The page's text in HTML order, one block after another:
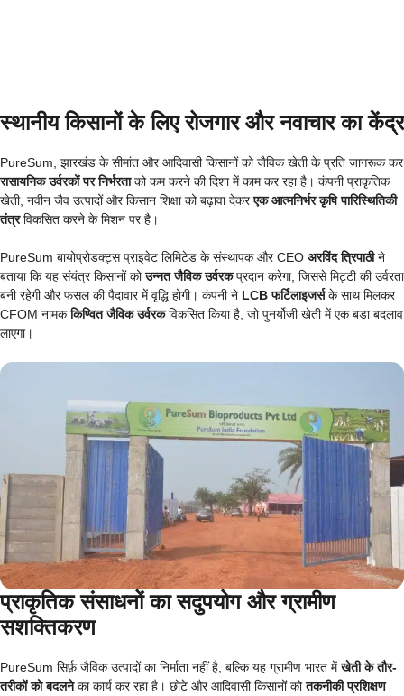
स्थानीय किसानों के लिए रोजगार और नवाचार का केंद्र
PureSum, झारखंड के सीमांत और आदिवासी किसानों को जैविक खेती के प्रति जागरूक कर
रासायनिक उर्वरकों पर निर्भरताको कम करने की दिशा में काम कर रहा है। कंपनी प्राकृतिक
खेती, नवीन जैव उत्पादों और किसान शिक्षा को बढ़ावा देकरएक आत्मनिर्भर कृषि पारिस्थितिकी
तंत्रविकसित करने के मिशन पर है।
PureSum बायोप्रोडक्ट्स प्राइवेट लिमिटेड के संस्थापक और CEO अरविंद त्रिपाठीने
बताया कि यह संयंत्र किसानों कोउन्नत जैविक उर्वरकप्रदान करेगा, जिससे मिट्टी की उर्वरता
बनी रहेगी और फसल की पैदावार में वृद्धि होगी। कंपनी ने LCB फर्टिलाइजर्सके साथ मिलकर
CFOM नामककिण्वित जैविक उर्वरकविकसित किया है, जो पुनर्योजी खेती में एक बड़ा बदलाव
लाएगा।
प्राकृतिक संसाधनों का सदुपयोग और ग्रामीण
सशक्तिकरण
PureSum सिर्फ़ जैविक उत्पादों का निर्माता नहीं है, बल्कि यह ग्रामीण भारत मेंखेती के तौर-
तरीकों को बदलनेका कार्य कर रहा है। छोटे और आदिवासी किसानों कोतकनीकी प्रशिक्षण